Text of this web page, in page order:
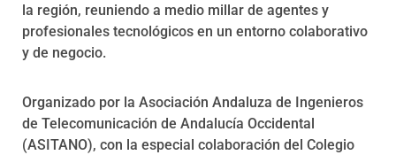
la región, reuniendo a medio millar de agentes y
profesionales tecnológicos en un entorno colaborativo
y de negocio.
Organizado por la Asociación Andaluza de Ingenieros
de Telecomunicación de Andalucía Occidental
(ASITANO), con la especial colaboración del Colegio